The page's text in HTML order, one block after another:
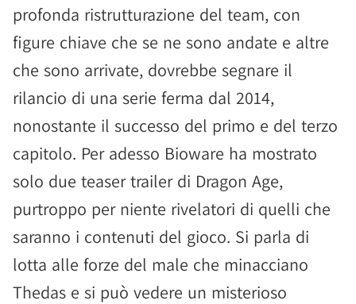
profonda ristrutturazione del team, con
figure chiave che se ne sono andate e altre
che sono arrivate, dovrebbe segnare il
rilancio di una serie ferma dal 2014,
nonostante il successo del primo e del terzo
capitolo. Per adesso Bioware ha mostrato
solo due teaser trailer di Dragon Age,
purtroppo per niente rivelatori di quelli che
saranno i contenuti del gioco. Si parla di
lotta alle forze del male che minacciano
Thedas e si può vedere un misterioso